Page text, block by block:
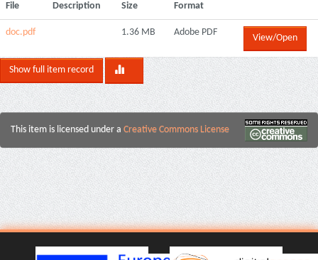
File Description Size Format
doc.pdf 1.36 MB Adobe PDF
View/Open
Show full item record
This item is licensed under a Creative Commons License